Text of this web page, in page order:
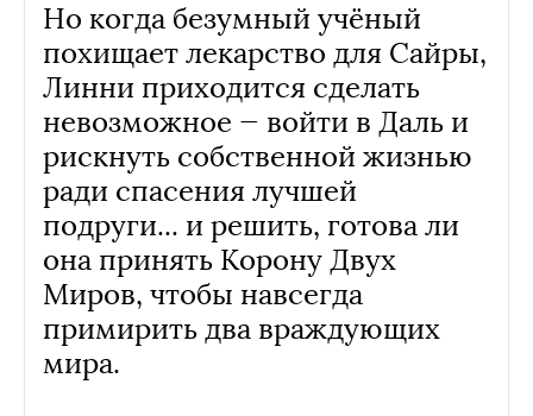
Но когда безумный учёный
похищает лекарство для Сайры,
Линни приходится сделать
невозможное — войти в Даль и
рискнуть собственной жизнью
ради спасения лучшей
подруги... и решить, готова ли
она принять Корону Двух
Миров, чтобы навсегда
примирить два враждующих
мира.